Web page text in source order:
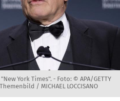
York Times". - Foto: © APA/GETTY
/ MICHAEL LOCCISANO